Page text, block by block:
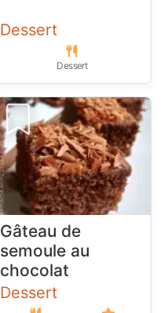
Dessert
Dessert
Gâteau de
semoule au
chocolat
Dessert